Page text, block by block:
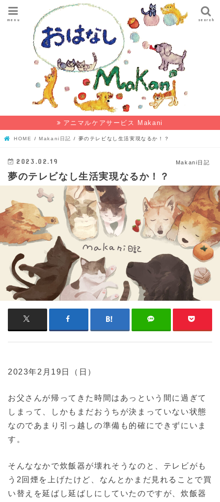
search
menu
アニマルケアサービス Makani
HOME Makani日記 夢のテレビなし生活実現なるか！？
Makani日記
2023.02.19
夢のテレビなし生活実現なるか！？
2023年2月19日（日）
お父さんが帰ってきた時間はあっという間に過ぎて
しまって、しかもまだおうちが決まっていない状態
なのであまり引っ越しの準備も的確にできずにいま
す。
そんななかで炊飯器が壊れそうなのと、テレビがも
う2回煙を上げたけど、なんとかまだ見れることで買
い替えを延ばし延ばしにしていたのですが、炊飯器